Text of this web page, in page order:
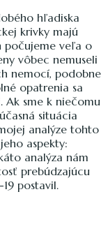
hľadiska
krivky majú
počujeme veľa o
vôbec nemuseli
nemocí, podobne
opatrenia sa
Ak sme k niečomu
situácia
analýze tohto
aspekty:
analýza nám
prebúdzajúcu
postavil.